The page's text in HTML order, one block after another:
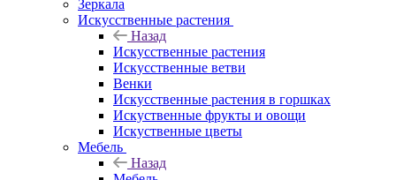
Зеркала
Искусственные растения
Назад
Искусственные растения
Искусственные ветви
Венки
Искусственные растения в горшках
Искуственные фрукты и овощи
Искуственные цветы
Мебель
Назад